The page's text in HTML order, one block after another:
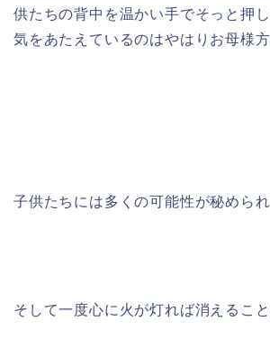
供たちの背中を温かい手でそっと押
気をあたえているのはやはりお母様方
子供たちには多くの可能性が秘められ
そして一度心に火が灯れば消えるこ